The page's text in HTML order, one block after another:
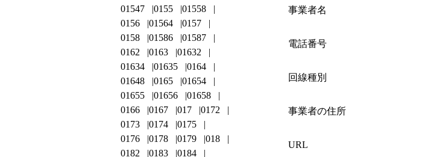
事業者名
電話番号
回線種別
事業者の住所
URL
01547
0155
01558
0156
01564
0157
0158
01586
01587
0162
0163
01632
01634
01635
0164
01648
0165
01654
01655
01656
01658
0166
0167 017
0172
0173
0174
0175
0176
0178 0179
018
0182
0183
0184